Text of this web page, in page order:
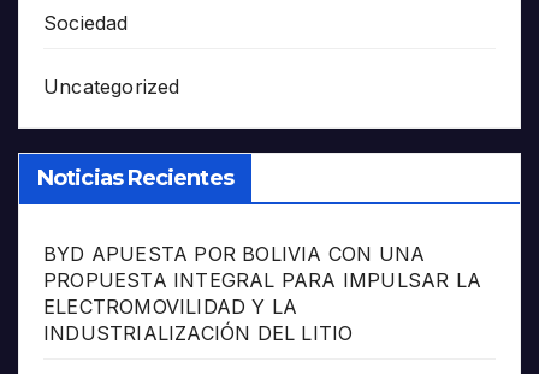
Sociedad
Uncategorized
Noticias Recientes
BYD APUESTA POR BOLIVIA CON UNA
PROPUESTA INTEGRAL PARA IMPULSAR LA
ELECTROMOVILIDAD Y LA
INDUSTRIALIZACIÓN DEL LITIO